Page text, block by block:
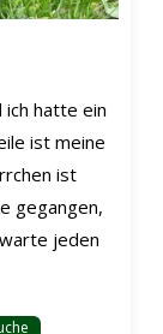
ich hatte ein
ist meine
ist
gegangen,
jeden